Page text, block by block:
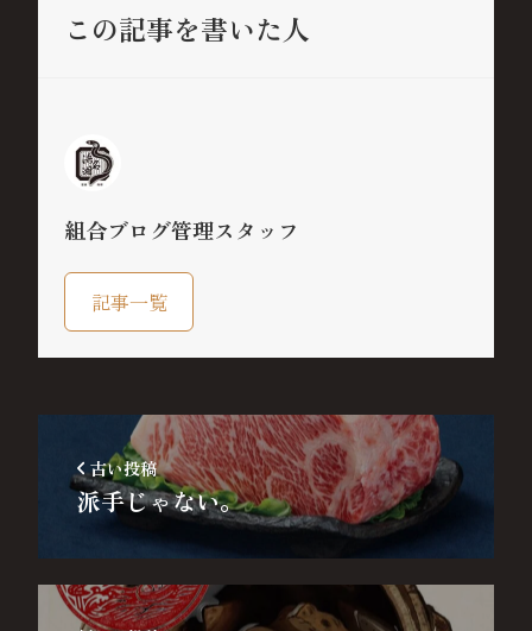
この記事を書いた人
組合ブログ管理スタッフ
記事一覧
古い投稿
派手じゃない。